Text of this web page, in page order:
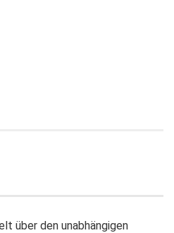
über den unabhängigen